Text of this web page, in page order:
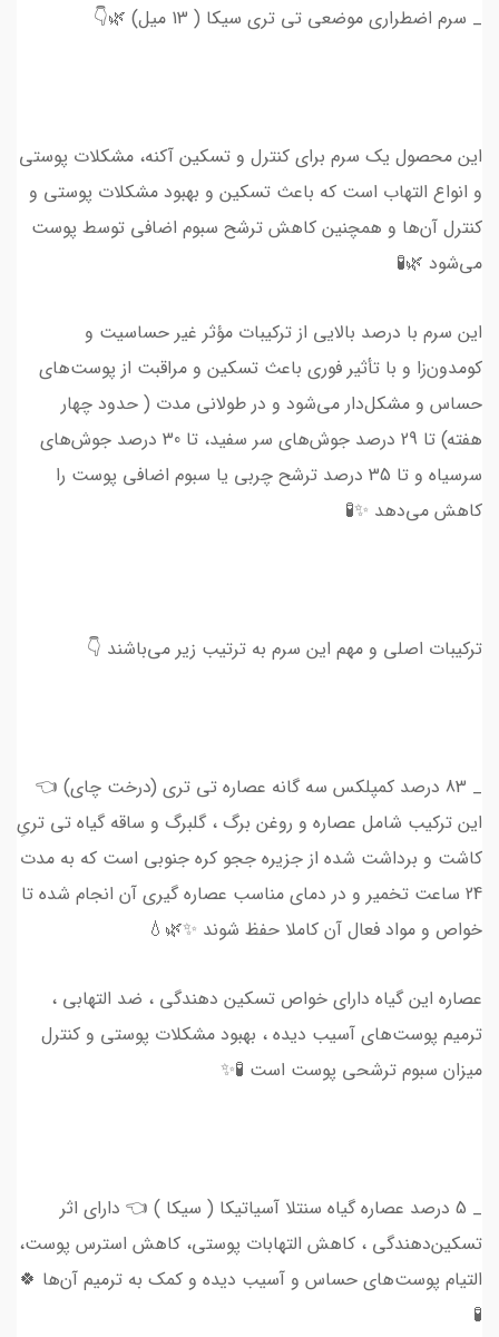
_ سرم اضطراری موضعی تی تری سیکا ( 13 میل) 🌿👇
این محصول یک سرم برای کنترل و تسکین آکنه، مشکلات پوستی
و انواع التهاب است که باعث تسکین و بهبود مشکلات پوستی و
کنترل آن‌ها و همچنین کاهش ترشح سبوم اضافی توسط پوست
می‌شود 🌿🧪
این سرم با درصد بالایی از ترکیبات مؤثر غیر حساسیت و
کومدون‌زا و با تأثیر فوری باعث تسکین و مراقبت از پوست‌های
حساس و مشکل‌دار می‌شود و در طولانی مدت ( حدود چهار
هفته) تا 29 درصد جوش‌های سر سفید، تا 30 درصد جوش‌های
سرسیاه و تا 35 درصد ترشح چربی یا سبوم اضافی پوست را
کاهش می‌دهد ✨🧪
ترکیبات اصلی و مهم این سرم به ترتیب زیر می‌باشند 👇
_ 83 درصد کمپلکس سه گانه عصاره تی تری (درخت چای) 👈
این ترکیب شامل عصاره و روغن برگ ، گلبرگ و ساقه گیاه تی تریِ
کاشت و برداشت شده از جزیره ججو کره جنوبی است که به مدت
24 ساعت تخمیر و در دمای مناسب عصاره گیری آن انجام شده تا
خواص و مواد فعال آن کاملا حفظ شوند ✨🌿💧
عصاره این گیاه دارای خواص تسکین دهندگی ، ضد التهابی ،
ترمیم پوست‌های آسیب دیده ، بهبود مشکلات پوستی و کنترل
میزان سبوم ترشحی پوست است 🧪✨
_ 5 درصد عصاره گیاه سنتلا آسیاتیکا ( سیکا ) 👈 دارای اثر
تسکین‌دهندگی ، کاهش التهابات پوستی، کاهش استرس پوست،
التیام پوست‌های حساس و آسیب دیده و کمک به ترمیم آن‌ها 🍀
🧪